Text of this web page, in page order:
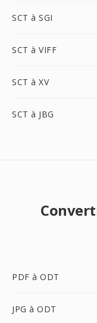
SCT à SGI
SCT à VIFF
SCT à XV
SCT à JBG
PDF à ODT
JPG à ODT